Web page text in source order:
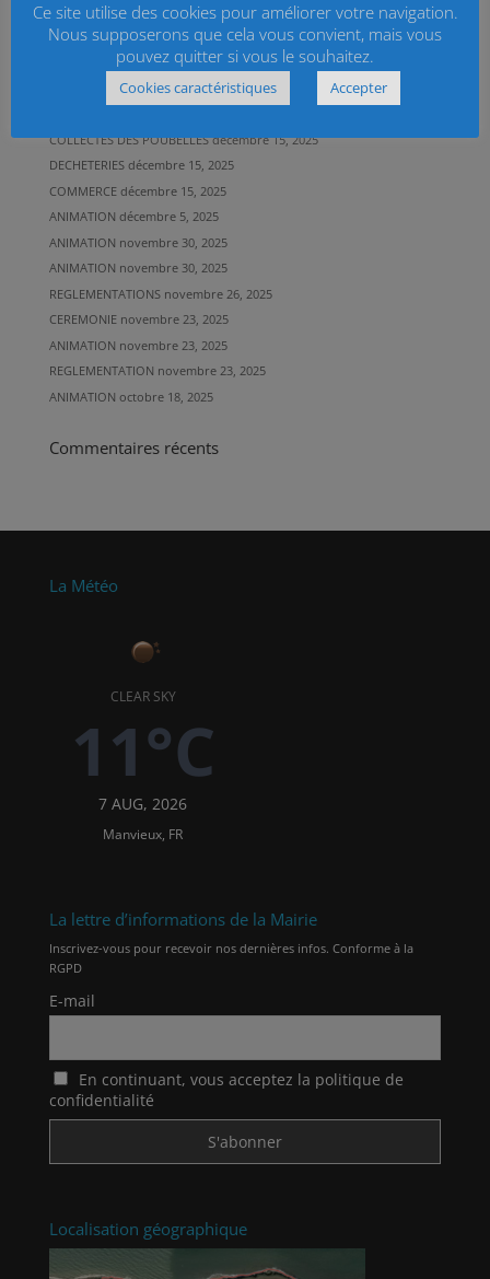
TRANSPORT janvier 16, 2026
TRANSPORT janvier 16, 2026
CARTE DECHETERIES janvier 7, 2026
POUBELLES GRISES décembre 23, 2025
COLLECTES DES POUBELLES décembre 15, 2025
DECHETERIES décembre 15, 2025
COMMERCE décembre 15, 2025
ANIMATION décembre 5, 2025
ANIMATION novembre 30, 2025
ANIMATION novembre 30, 2025
REGLEMENTATIONS novembre 26, 2025
CEREMONIE novembre 23, 2025
ANIMATION novembre 23, 2025
REGLEMENTATION novembre 23, 2025
ANIMATION octobre 18, 2025
Commentaires récents
La Météo
CLEAR SKY
11°C
7 AUG, 2026
Manvieux, FR
La lettre d’informations de la Mairie
Inscrivez-vous pour recevoir nos dernières infos. Conforme à la
RGPD
E-mail
En continuant, vous acceptez la politique de
confidentialité
Localisation géographique
Ce site utilise des cookies pour améliorer votre navigation.
Nous supposerons que cela vous convient, mais vous
pouvez quitter si vous le souhaitez.
Cookies caractéristiques Accepter